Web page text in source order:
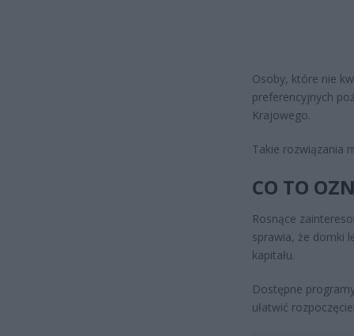
Osoby, które nie
preferencyjnych
Krajowego.
Takie rozwiązania
CO TO
Rosnące
sprawia, że domki
kapitału.
Dostępne
ułatwić